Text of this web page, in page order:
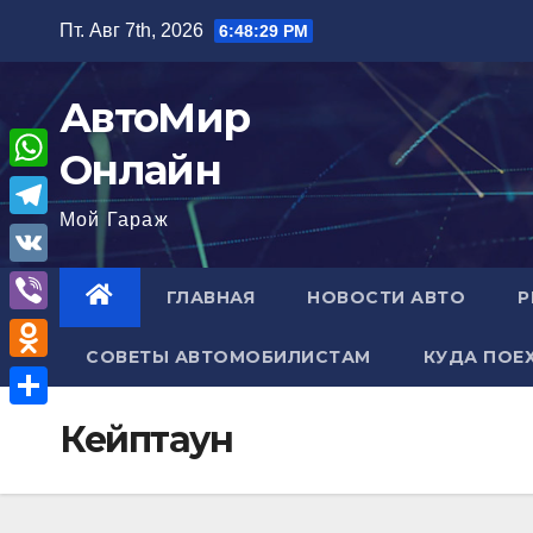
содержимому
Пт. Авг 7th, 2026 6:48:30 PM
АвтоМир
Онлайн
Мой Гараж
ГЛАВНАЯ НОВОСТИ АВТО
СОВЕТЫ АВТОМОБИЛИСТАМ КУДА
Кейптаун
W
h
a
A
T
e
l
e
g
m
V
K
V
i
b
O
o
п